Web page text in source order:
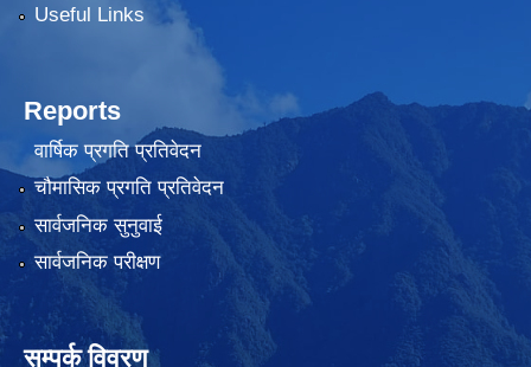
Useful Links
Reports
वार्षिक प्रगति प्रतिवेदन
चौमासिक प्रगति प्रतिवेदन
सार्वजनिक सुनुवाई
सार्वजनिक परीक्षण
सम्पर्क विवरण